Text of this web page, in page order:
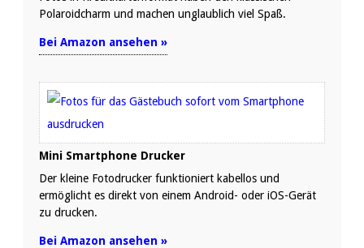
Polaroidcharm und machen unglaublich viel Spaß.
Bei Amazon ansehen »
Mini Smartphone Drucker
Der kleine Fotodrucker funktioniert kabellos und
ermöglicht es direkt von einem Android- oder iOS-Gerät
zu drucken.
Bei Amazon ansehen »